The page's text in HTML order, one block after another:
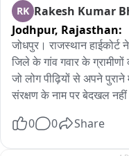
RK Rakesh Kumar
Jodhpur, Rajasthan:
जोधपुर। राजस्थान
जिले के गांव गवार के ग्रामीणों
जो लोग पीढ़ियों से अपने
संरक्षण के नाम पर बेदखल
परिवार की आवश्यकता के
0 0 Share